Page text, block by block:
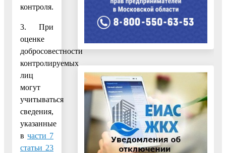
контроля.
3. При
оценке
добросовестности
контролируемых
лиц
могут
учитываться
сведения,
указанные
в части 7
статьи 23